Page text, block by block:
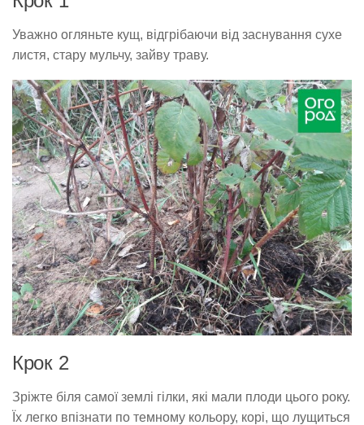
Уважно огляньте кущ, відгрібаючи від заснування сухе
листя, стару мульчу, зайву траву.
Крок 2
Зріжте біля самої землі гілки, які мали плоди цього року.
Їх легко впізнати по темному кольору, корі, що лущиться